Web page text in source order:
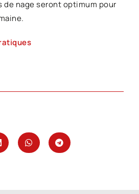
de nage seront optimum pour